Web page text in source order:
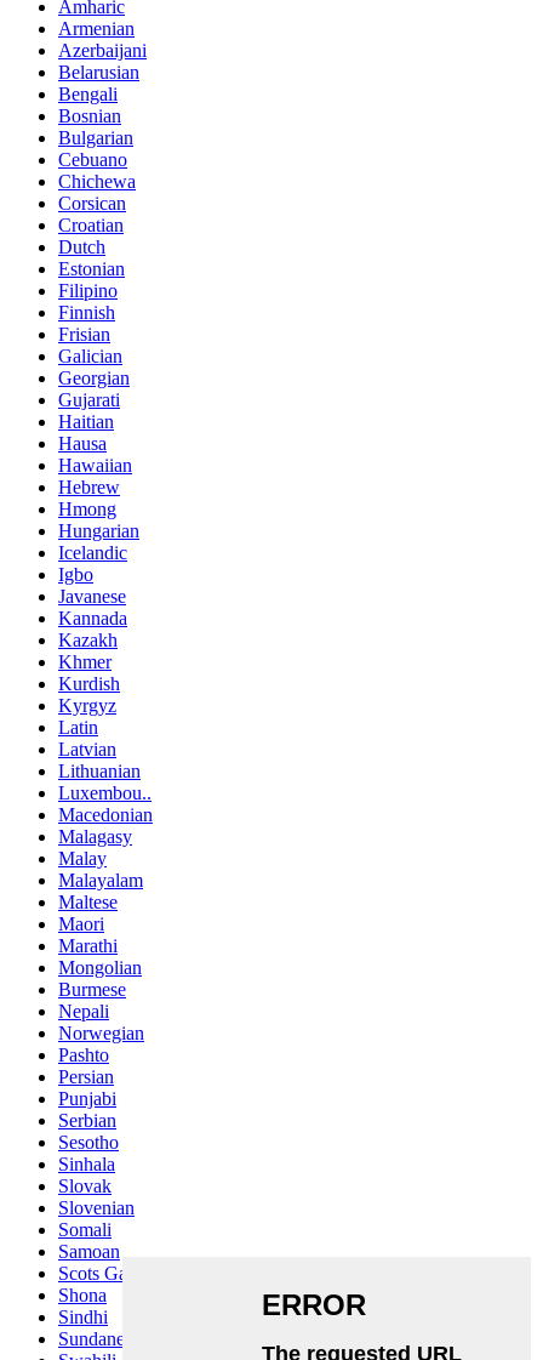
Amharic
Armenian
Azerbaijani
Belarusian
Bengali
Bosnian
Bulgarian
Cebuano
Chichewa
Corsican
Croatian
Dutch
Estonian
Filipino
Finnish
Frisian
Galician
Georgian
Gujarati
Haitian
Hausa
Hawaiian
Hebrew
Hmong
Hungarian
Icelandic
Igbo
Javanese
Kannada
Kazakh
Khmer
Kurdish
Kyrgyz
Latin
Latvian
Lithuanian
Luxembou..
Macedonian
Malagasy
Malay
Malayalam
Maltese
Maori
Marathi
Mongolian
Burmese
Nepali
Norwegian
Pashto
Persian
Punjabi
Serbian
Sesotho
Sinhala
Slovak
Slovenian
Somali
Samoan
Scots Gaelic
Shona
Sindhi
Sundanese